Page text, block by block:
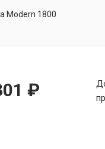
Modern 1800
₽